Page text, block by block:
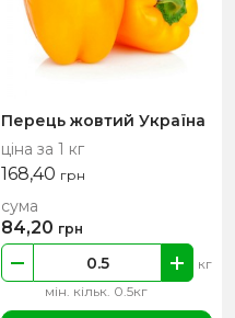
Перець жовтий Україна
ціна за 1 кг
168,40 грн
мін. кільк. 0.5кг
кг
сума
84,20 грн